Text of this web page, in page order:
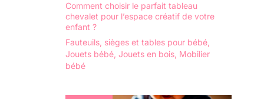
Comment choisir le parfait tableau
chevalet pour l’espace créatif de votre
enfant ?
Fauteuils, sièges et tables pour bébé
Jouets bébé Jouets en bois Mobilier
bébé